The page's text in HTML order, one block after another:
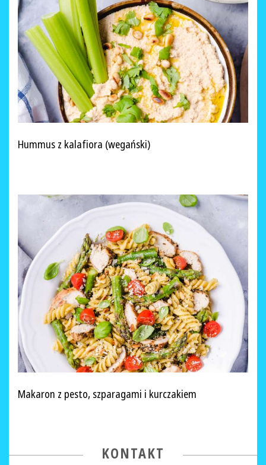
Hummus z kalafiora (wegański)
Makaron z pesto, szparagami i kurczakiem
KONTAKT